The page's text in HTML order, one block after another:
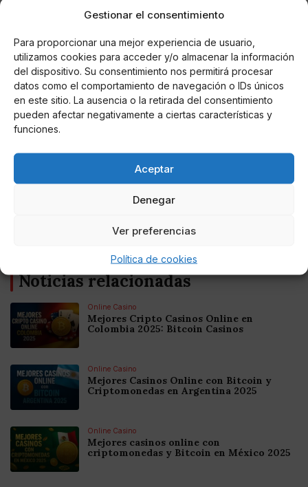
Gestionar el consentimiento
Para proporcionar una mejor experiencia de usuario,
utilizamos cookies para acceder y/o almacenar la información
del dispositivo. Su consentimiento nos permitirá procesar
datos como el comportamiento de navegación o IDs únicos
en este sitio. La ausencia o la retirada del consentimiento
pueden afectar negativamente a ciertas características y
funciones.
Aceptar
Denegar
Ver preferencias
Política de cookies
Miguel P. Montes
Sánchez ofrece 11 pactos de Estado a Feijóo
y celebra "el buen tono" del nuevo líder
La portavoz del Gobierno, Isabel Rodríguez, ha calificado
aunque ha lamentado la "poca concreción y ninguna
Noticias relacionadas
Online Casino
Mejores Cripto Casinos Online en
Colombia 2025: Bitcoin Casinos
Online Casino
Mejores Casinos Online con Bitcoin y
Criptomonedas en Argentina 2025
Online Casino
Mejores casinos online con
criptomonedas y Bitcoin en México 2025